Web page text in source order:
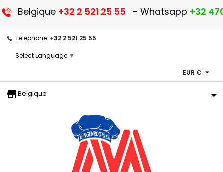
Belgique +32 2 521 25 55 - Whatsapp +32
Téléphone: +32 2 521 25 55
Select Language ▼
EUR € 
storefront
Belgique